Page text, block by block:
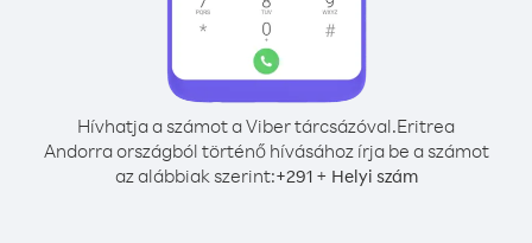
Hívhatja a számot a Viber tárcsázóval.Eritrea
Andorra országból történő hívásához írja be a számot
az alábbiak szerint:+291+ Helyi szám